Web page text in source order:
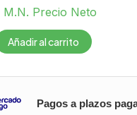
M.N. Precio Neto
Añadir al carrito
Pagos a plazos